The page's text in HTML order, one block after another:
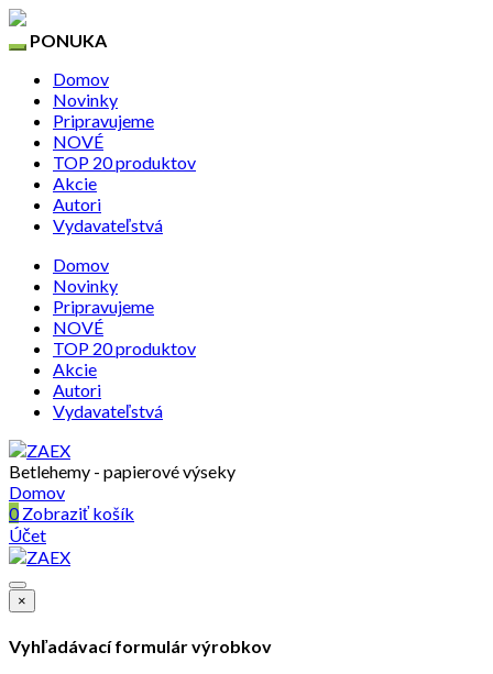
PONUKA
Domov
Novinky
Pripravujeme
NOVÉ
TOP 20 produktov
Akcie
Autori
Vydavateľstvá
Domov
Novinky
Pripravujeme
NOVÉ
TOP 20 produktov
Akcie
Autori
Vydavateľstvá
Betlehemy - papierové výseky
Domov
0Zobraziť košík
Účet
×
Vyhľadávací formulár výrobkov